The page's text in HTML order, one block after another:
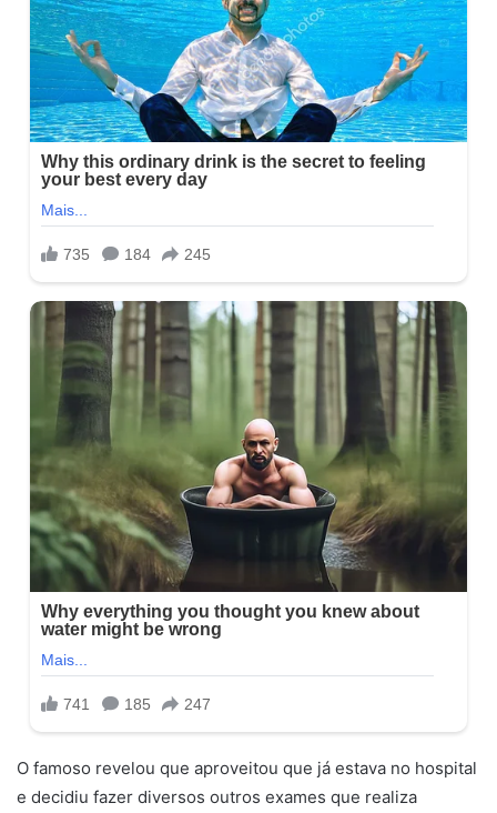
O famoso revelou que aproveitou que já estava no hospital
e decidiu fazer diversos outros exames que realiza